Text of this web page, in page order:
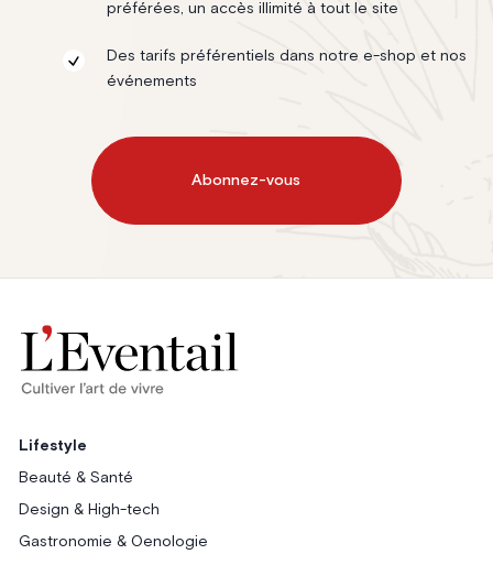
préférées, un accès illimité à tout le site
Des tarifs préférentiels dans notre e-shop et nos
événements
Abonnez-vous
Lifestyle
Beauté & Santé
Design & High-tech
Gastronomie & Oenologie